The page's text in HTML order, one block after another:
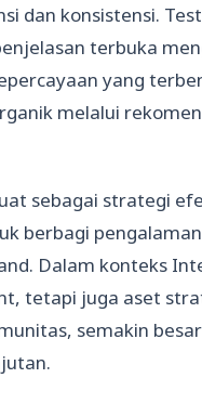
dan konsistensi.
terbuka
yang
melalui
sebagai strategi
berbagi
Dalam konteks
tetapi juga aset
semakin